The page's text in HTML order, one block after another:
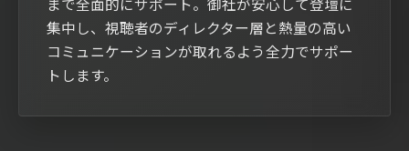
まで全面的にサポート。御社が安心して登壇に
集中し、視聴者のディレクター層と熱量の高い
コミュニケーションが取れるよう全力でサポー
トします。